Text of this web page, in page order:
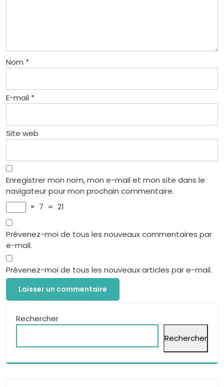
Nom *
E-mail *
Site web
Enregistrer mon nom, mon e-mail et mon site dans le
navigateur pour mon prochain commentaire.
× 7 = 21
Prévenez-moi de tous les nouveaux commentaires par
e-mail.
Prévenez-moi de tous les nouveaux articles par e-mail.
Rechercher
Rechercher